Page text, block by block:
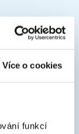
Více o cookies
funkcí